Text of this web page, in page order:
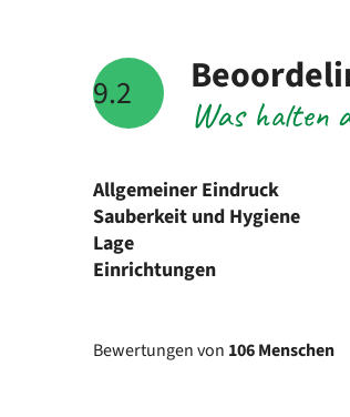
9.2 Was halten
Allgemeiner Eindruck
Sauberkeit und Hygiene
Lage
Einrichtungen
Bewertungen von 106 Menschen